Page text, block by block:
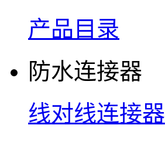
产品目录
防水连接器
线对线连接器